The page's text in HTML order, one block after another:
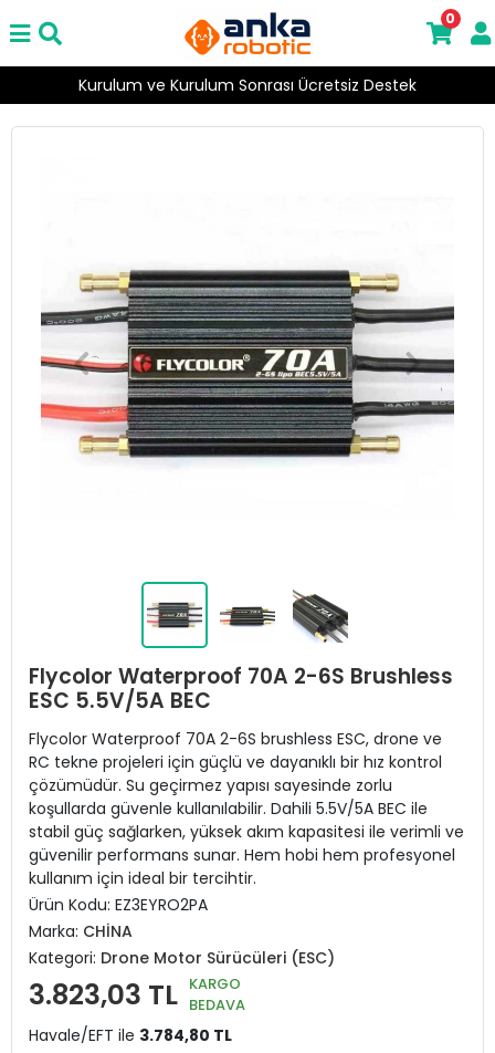
Kurulum ve Kurulum Sonrası Ücretsiz Destek
0
Flycolor Waterproof 70A 2-6S Brushless
ESC 5.5V/5A BEC
Flycolor Waterproof 70A 2-6S brushless ESC, drone ve
RC tekne projeleri için güçlü ve dayanıklı bir hız kontrol
çözümüdür. Su geçirmez yapısı sayesinde zorlu
koşullarda güvenle kullanılabilir. Dahili 5.5V/5A BEC ile
stabil güç sağlarken, yüksek akım kapasitesi ile verimli ve
güvenilir performans sunar. Hem hobi hem profesyonel
kullanım için ideal bir tercihtir.
Ürün Kodu: EZ3EYRO2PA
Marka: CHİNA
Kategori: Drone Motor Sürücüleri (ESC)
3.823,03 TL KARGO
BEDAVA
Havale/EFT ile 3.784,80 TL